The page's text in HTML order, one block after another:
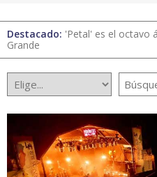
Destacado: 'Petal' es el octavo
Grande